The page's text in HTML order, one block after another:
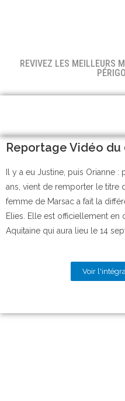
REVIVEZ LES MEILLEURS
Reportage Vidéo
Il y a eu Justine, puis Orianne
ans, vient de remporter le titre
femme de Marsac a fait la
Elies. Elle est officiellement
Aquitaine qui aura lieu le 14
Voir